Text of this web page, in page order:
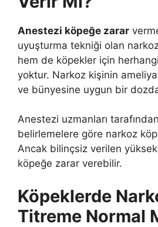
Anestezi köpeğe zarar
uyuşturma tekniği olan
hem de köpekler için
yoktur. Narkoz kişinin
ve bünyesine uygun bir
Anestezi uzmanları
belirlemelere göre narkoz
Ancak bilinçsiz verilen
köpeğe zarar verebilir.
Köpeklerde
Titreme Normal